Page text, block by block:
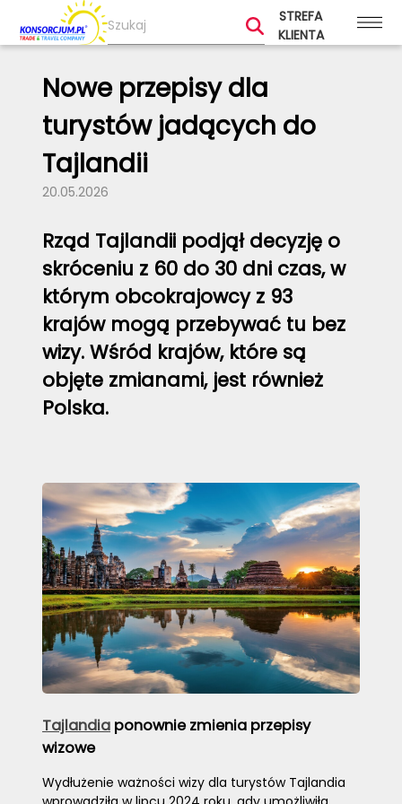
STREFA
KLIENTA
Nowe przepisy dla
turystów jadących do
Tajlandii
20.05.2026
Rząd Tajlandii podjął decyzję o
skróceniu z 60 do 30 dni czas, w
którym obcokrajowcy z 93
krajów mogą przebywać tu bez
wizy. Wśród krajów, które są
objęte zmianami, jest również
Polska.
Tajlandia ponownie zmienia przepisy
wizowe
Wydłużenie ważności wizy dla turystów Tajlandia